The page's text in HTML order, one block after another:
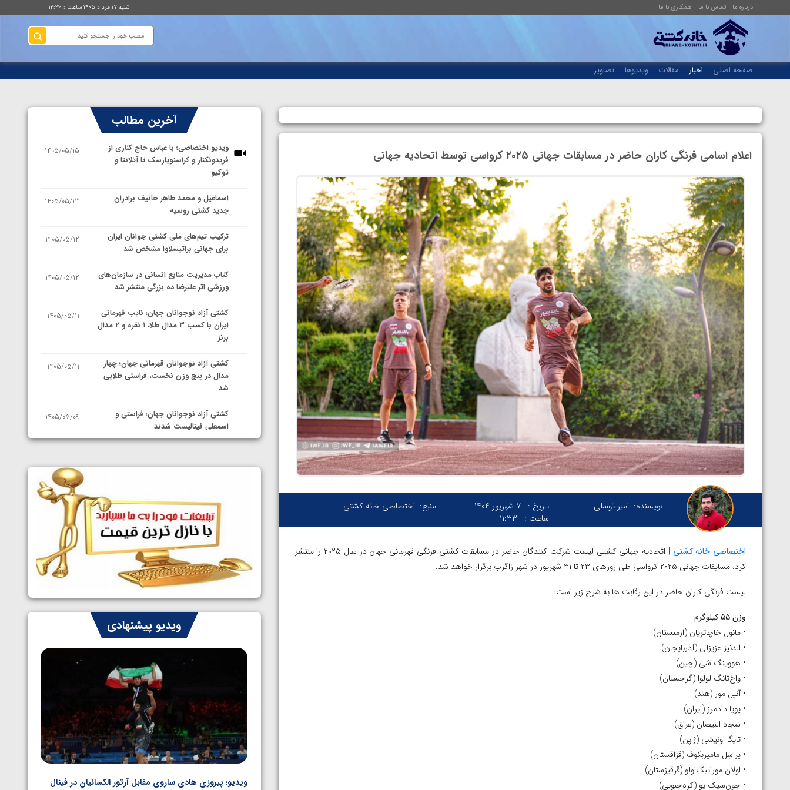
درباره ما تماس با ما همکاری با ما شنبه ۱۷ مرداد ۱۴۰۵ ساعت : ۱۲:۳۰
صفحه اصلی اخبار مقالات ویدیوها تصاویر
اعلام اسامی فرنگی کاران حاضر در مسابقات جهانی ۲۰۲۵ کرواسی توسط اتحادیه جهانی
نویسنده: امیر توسلی تاریخ : 7 شهریور 1404
ساعت :
۱۱:۳۳
منبع: اختصاصی خانه کشتی
اختصاصی خانه کشتی
| اتحادیه جهانی کشتی لیست شرکت کنندگان حاضر در مسابقات کشتی فرنگی قهرمانی جهان در سال ۲۰۲۵ را منتشر
کرد. مسایقات جهانی ۲۰۲۵ کرواسی طی روزهای ۲۳ تا ۳۱ شهریور در شهر زاگرب برگزار خواهد شد.
لیست فرنگی کاران حاضر در این رقابت ها به شرح زیر است:
وزن ۵۵ کیلوگرم
• مانول خاچاتریان (ارمنستان)
• الدنیز عزیزلی (آذربایجان)
• هووینگ شی (چین)
• واخ‌تانگ لولوا (گرجستان)
• آنیل مور (هند)
• پویا دادمرز (ایران)
• سجاد البیضان (عراق)
• تایگا اونیشی (ژاپن)
• یراسِل مامیر‌بکوف (قزاقستان)
• اولان موراتبک‌اولو (قرقیزستان)
• جون‌سیک یو (کره‌جنوبی)
آخرین مطالب
ویدیو اختصاصی؛ با عباس حاج کناری از
فریدونکنار و کراسنویارسک تا آتلانتا و
توکیو
1405/05/15
اسماعیل و محمد طاهر خانیف برادران
جدید کشتی روسیه
1405/05/13
ترکیب تیم‌های ملی کشتی جوانان ایران
برای جهانی براتیسلاوا مشخص شد
1405/05/12
کتاب مدیریت منابع انسانی در سازمان‌های
ورزشی اثر علیرضا ده بزرگی منتشر شد
1405/05/12
کشتی آزاد نوجوانان جهان؛ نایب قهرمانی
ایران با کسب ۳ مدال طلا، ۱ نقره و ۲ مدال
برنز
1405/05/11
کشتی آزاد نوجوانان قهرمانی جهان؛ چهار
مدال در پنج وزن نخست، فراستی طلایی
شد
1405/05/11
کشتی آزاد نوجوانان جهان؛ فراستی و
اسمعلی فینالیست شدند
1405/05/09
نمایندگان ایران مشخص شدند
سوم برای ایران
1405/05/07
ایران چشم به راه چهار مدال در پنج وزن
دوم کشتی فرنگی نوجوانان جهان
1405/05/06
ویدیو پیشنهادی
امین میرزازاده
ویدیو؛ باخت امین کاویانی نژاد مقابل مالخاز آمویان از
ویدیو؛ پیروزی هادی ساروی مقابل آرتور الکسانیان در فینال